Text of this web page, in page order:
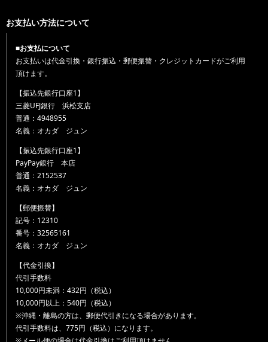
お支払い方法について
■お支払について
お支払いは代金引換・銀行振込・郵便振替・クレジットカードがご利用
頂けます。
【振込先銀行口座1】
三菱UFJ銀行 浜松支店
普通：4948955
名義：オカダ ジュン
【振込先銀行口座1】
PayPay銀行 本店
普通：2152537
名義：オカダ ジュン
【郵便振替】
記号：12310
番号：32565161
名義：オカダ ジュン
【代金引換】
代引手数料
10,000円未満：432円（税込）
10,000円以上：540円（税込）
※沖縄・離島の方は、郵便代引きになる場合があります。
代引手数料は、775円（税込）になります。